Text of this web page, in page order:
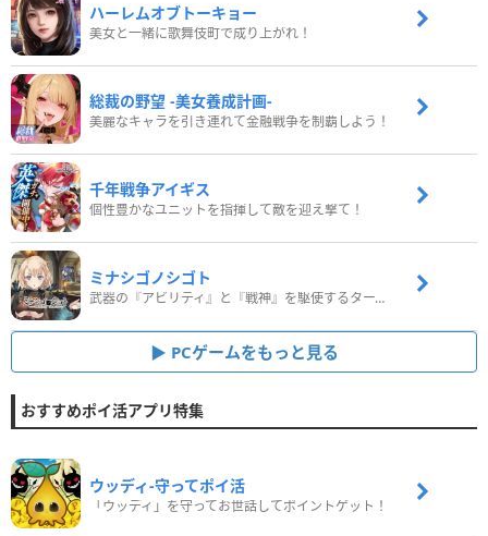
ハーレムオブトーキョー
美女と一緒に歌舞伎町で成り上がれ！
総裁の野望 -美女養成計画-
美麗なキャラを引き連れて金融戦争を制覇しよう！
千年戦争アイギス
個性豊かなユニットを指揮して敵を迎え撃て！
ミナシゴノシゴト
武器の『アビリティ』と『戦神』を駆使するターン制コマンドバトルRPG！
PCゲームをもっと見る
おすすめポイ活アプリ特集
ウッディ‐守ってポイ活
「ウッディ」を守ってお世話してポイントゲット！